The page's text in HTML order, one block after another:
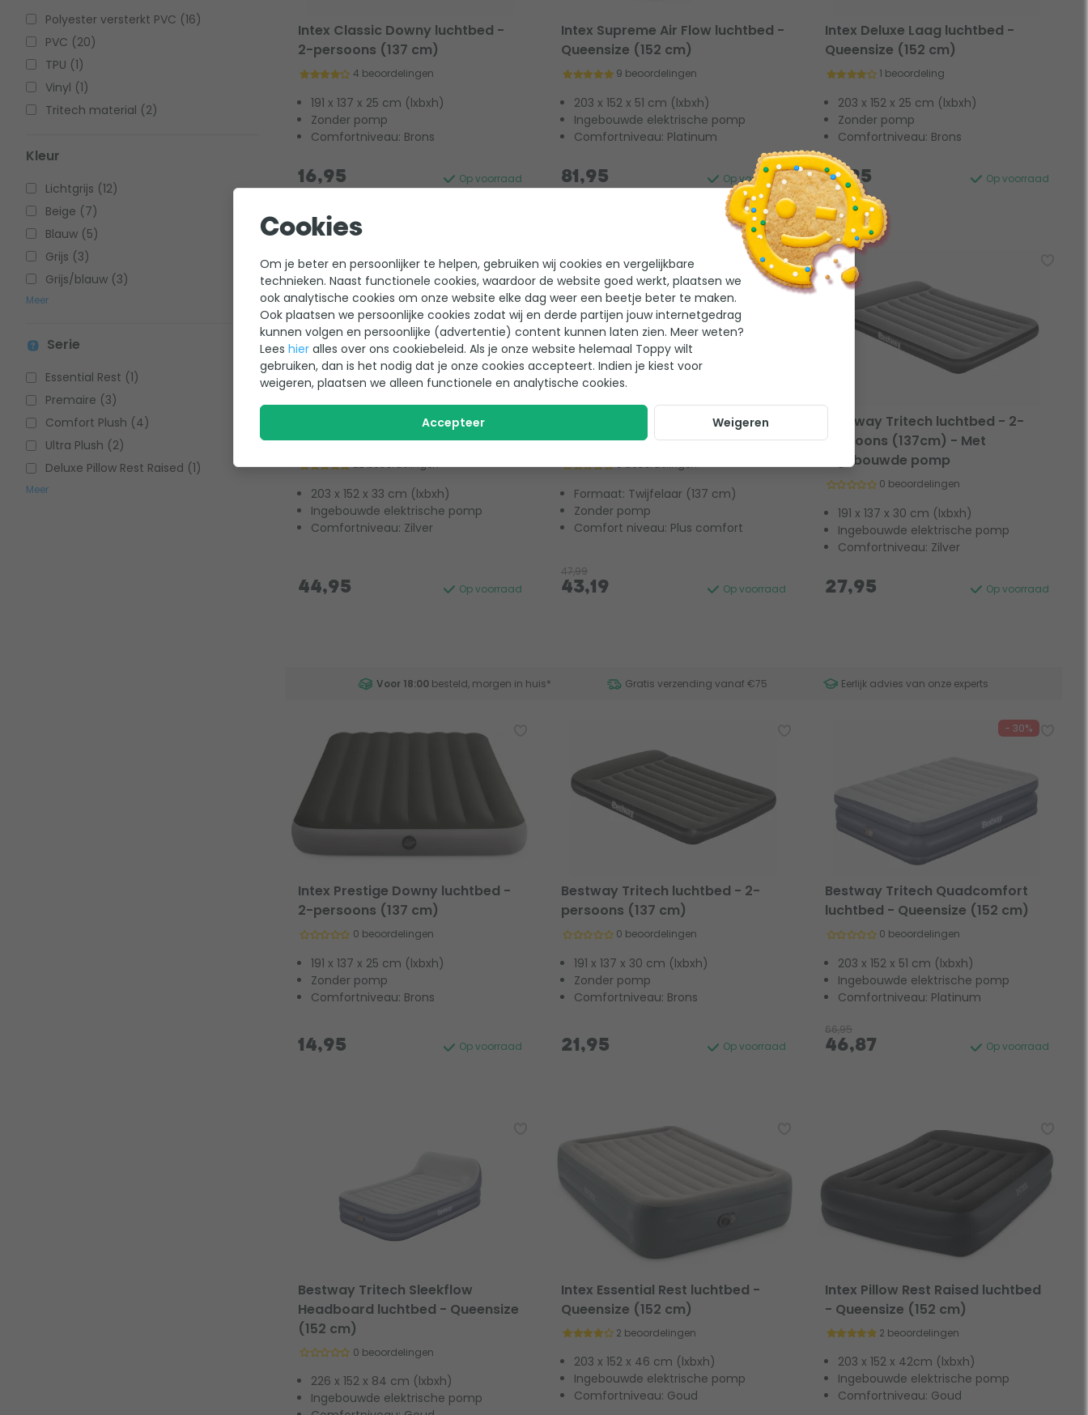
Polyester versterkt PVC (16)
PVC (20)
TPU (1)
Vinyl (1)
Tritech material (2)
Kleur
Lichtgrijs (12)
Beige (7)
Blauw (5)
Grijs (3)
Grijs/blauw (3)
Meer
Serie
Essential Rest (1)
Premaire (3)
Comfort Plush (4)
Ultra Plush (2)
Deluxe Pillow Rest Raised (1)
Meer
Intex Classic Downy luchtbed -
2-persoons (137 cm)
4 beoordelingen
191 x 137 x 25 cm (lxbxh)
Zonder pomp
Comfortniveau: Brons
Op voorraad
16,95
Intex Supreme Air Flow luchtbed -
Queensize (152 cm)
9 beoordelingen
203 x 152 x 51 cm (lxbxh)
Ingebouwde elektrische pomp
Comfortniveau: Platinum
Op voorraad
81,95
Intex Deluxe Laag luchtbed -
Queensize (152 cm)
1 beoordeling
203 x 152 x 25 cm (lxbxh)
Zonder pomp
Comfortniveau: Brons
Op voorraad
17,95
Intex Comfort Plush luchtbed -
Queensize (152 cm)
22 beoordelingen
203 x 152 x 33 cm (lxbxh)
Ingebouwde elektrische pomp
Comfortniveau: Zilver
Op voorraad
44,95
- 10%
Campingaz Quickbed Compact
luchtbed - Tweepersoons
0 beoordelingen
Formaat: Twijfelaar (137 cm)
Zonder pomp
Comfort niveau: Plus comfort
Op voorraad
47,99
43,19
Bestway Tritech luchtbed - 2-
persoons (137cm) - Met
ingebouwde pomp
0 beoordelingen
191 x 137 x 30 cm (lxbxh)
Ingebouwde elektrische pomp
Comfortniveau: Zilver
Op voorraad
27,95
Voor 18:00 besteld, morgen in huis* Gratis verzending vanaf €75 Eerlijk advies van onze experts
Intex Prestige Downy luchtbed -
2-persoons (137 cm)
0 beoordelingen
191 x 137 x 25 cm (lxbxh)
Zonder pomp
Comfortniveau: Brons
Op voorraad
14,95
Bestway Tritech luchtbed - 2-
persoons (137 cm)
0 beoordelingen
191 x 137 x 30 cm (lxbxh)
Zonder pomp
Comfortniveau: Brons
Op voorraad
21,95
- 30%
Bestway Tritech Quadcomfort
luchtbed - Queensize (152 cm)
0 beoordelingen
203 x 152 x 51 cm (lxbxh)
Ingebouwde elektrische pomp
Comfortniveau: Platinum
Op voorraad
66,95
46,87
Bestway Tritech Sleekflow
Headboard luchtbed - Queensize
(152 cm)
0 beoordelingen
226 x 152 x 84 cm (lxbxh)
Ingebouwde elektrische pomp
Intex Essential Rest luchtbed -
Queensize (152 cm)
2 beoordelingen
203 x 152 x 46 cm (lxbxh)
Ingebouwde elektrische pomp
Comfortniveau: Goud
Intex Pillow Rest Raised luchtbed
- Queensize (152 cm)
2 beoordelingen
203 x 152 x 42cm (lxbxh)
Ingebouwde elektrische pomp
Comfortniveau: Goud
Cookies
Om je beter en persoonlijker te helpen, gebruiken wij cookies en vergelijkbare
technieken. Naast functionele cookies, waardoor de website goed werkt, plaatsen we
ook analytische cookies om onze website elke dag weer een beetje beter te maken.
Ook plaatsen we persoonlijke cookies zodat wij en derde partijen jouw internetgedrag
kunnen volgen en persoonlijke (advertentie) content kunnen laten zien. Meer weten?
Lees hier alles over ons cookiebeleid. Als je onze website helemaal Toppy wilt
gebruiken, dan is het nodig dat je onze cookies accepteert. Indien je kiest voor
weigeren, plaatsen we alleen functionele en analytische cookies.
Accepteer Weigeren